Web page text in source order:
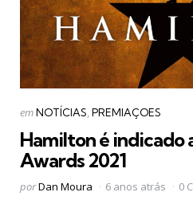
Categorias
Postado
emNOTÍCIAS PREMIAÇOES
Hamilton é indicado
Awards 2021
Postado
porDan Moura 6 anos atrás 0